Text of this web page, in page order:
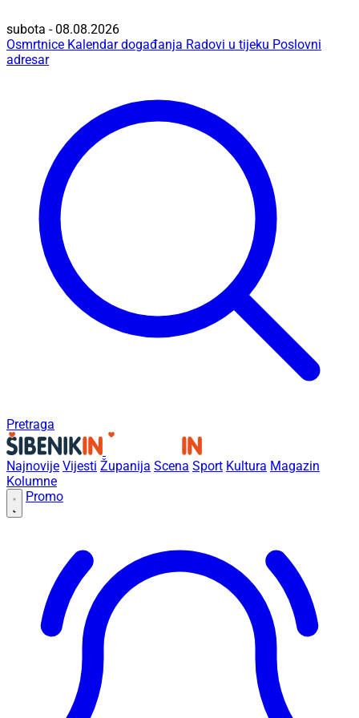
subota - 08.08.2026
Osmrtnice Kalendar događanja Radovi u tijeku Poslovni
adresar
Pretraga
Najnovije Vijesti Županija Scena Sport Kultura Magazin
Kolumne
Promo